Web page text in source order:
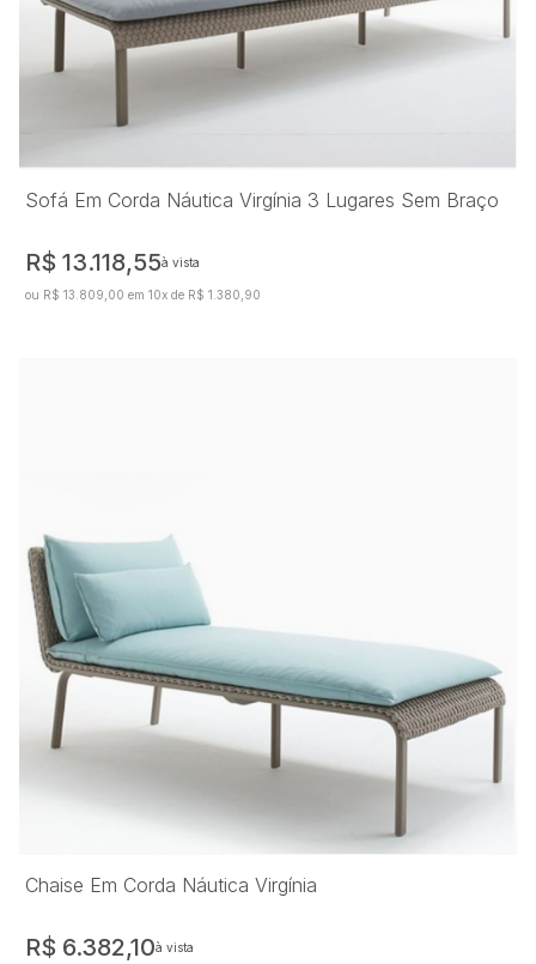
Sofá Em Corda Náutica Virgínia 3 Lugares Sem Braço
R$ 13.118,55à vista
ou R$ 13.809,00 em 10x de R$ 1.380,90
Chaise Em Corda Náutica Virgínia
R$ 6.382,10à vista